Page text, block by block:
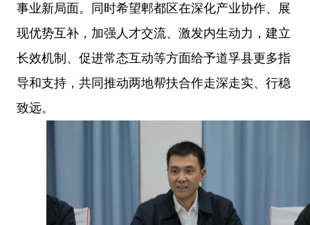
事业新局面。同时希望郫都区在深化产业协作、展
现优势互补，加强人才交流、激发内生动力，建立
长效机制、促进常态互动等方面给予道孚县更多指
导和支持，共同推动两地帮扶合作走深走实、行稳
致远。